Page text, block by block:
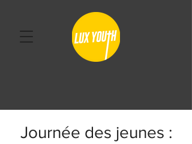
Journée des jeunes :